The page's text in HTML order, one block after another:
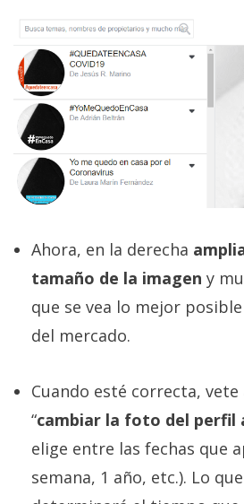
Ahora, en la derecha
tamaño de la imagen y
que se vea lo mejor
del mercado.
Cuando esté correcta, vete
“cambiar la foto del perfil
elige entre las fechas que
semana, 1 año, etc.). Lo